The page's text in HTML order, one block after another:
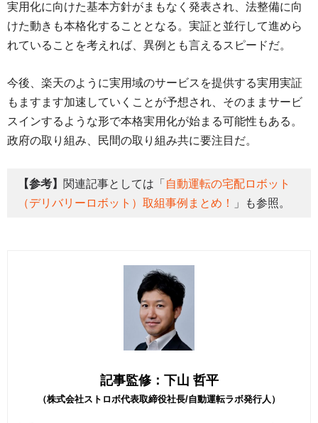
実用化に向けた基本方針がまもなく発表され、法整備に向
けた動きも本格化することとなる。実証と並行して進めら
れていることを考えれば、異例とも言えるスピードだ。
今後、楽天のように実用域のサービスを提供する実用実証
もますます加速していくことが予想され、そのままサービ
スインするような形で本格実用化が始まる可能性もある。
政府の取り組み、民間の取り組み共に要注目だ。
【参考】 関連記事としては「 自動運転の宅配ロボット
（デリバリーロボット）取組事例まとめ！
」も参照。
記事監修：下山 哲平
（株式会社ストロボ代表取締役社長/自動運転ラボ発行人）